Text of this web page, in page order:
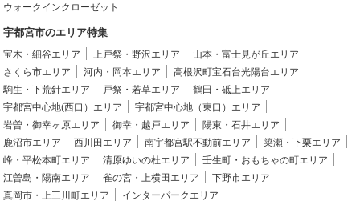
ウォークインクローゼット
宇都宮市のエリア特集
宝木・細谷エリア 上戸祭・野沢エリア
山本・富士見が丘エリア
さくら市エリア
河内・岡本エリア
高根沢町宝石台光陽台エリア
駒生・下荒針エリア
戸祭・若草エリア
鶴田・砥上エリア
宇都宮中心地(西口）エリア
宇都宮中心地（東口）エリア
岩曽・御幸ヶ原エリア
御幸・越戸エリア
陽東・石井エリア
鹿沼市エリア
西川田エリア 南宇都宮駅不動前エリア
簗瀬・下栗エリア
峰・平松本町エリア
清原ゆいの杜エリア
壬生町・おもちゃの町エリア
江曽島・陽南エリア
雀の宮・上横田エリア
下野市エリア
真岡市・上三川町エリア
インターパークエリア